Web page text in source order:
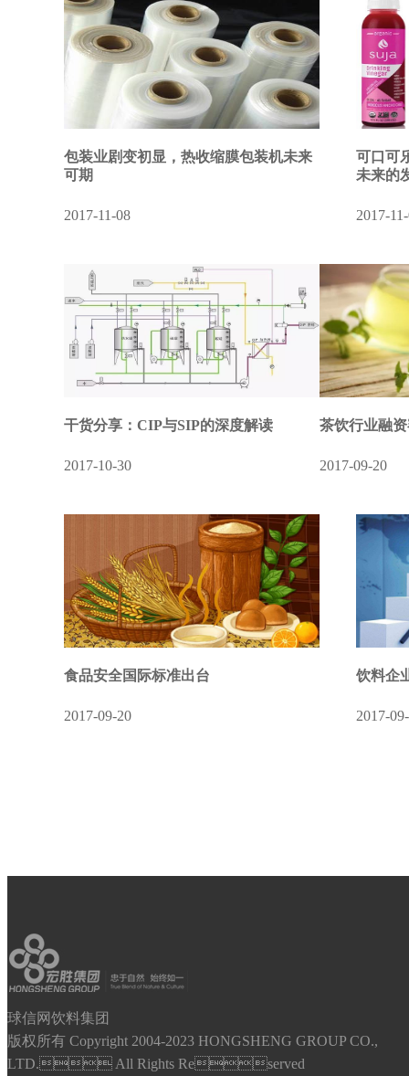
包装业剧变初显，热收缩膜包装机未来
可期
2017-11-08
引言： Suja 的首席执行官Jeff Church
说，Suja还在考虑进军红茶菌饮料……
可口可
未来的
2017-
干货分享：CIP与SIP的深度解读
2017-10-30
在更迭频繁的网红品牌中，喜茶和它身后的一
群茶饮品牌因为备受资本和消费者追捧而吸睛
无数。尽管很多人不懂为了买……
茶饮行业融
2017-09-20
食品安全国际标准出台
2017-09-20
随着国民收入水平的不断提高、居民消费能力
的提升和消费结构的升级，有力推动了饮料行
业等快速消费品市场的稳定发展。近日……
饮料企
2017-
球信网饮料集团
版权所有 Copyright 2004-2023 HONGSHENG GROUP CO.,
LTD. All Rights Reserved